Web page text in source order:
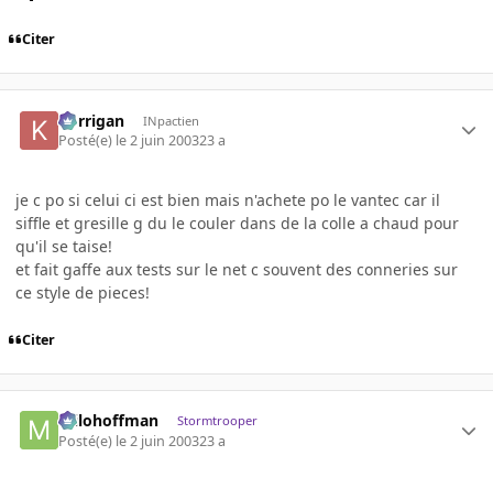
Citer
korrigan INpactien
Posté(e) le 2 juin 200323 a
je c po si celui ci est bien mais n'achete po le vantec car il
siffle et gresille g du le couler dans de la colle a chaud pour
qu'il se taise!
et fait gaffe aux tests sur le net c souvent des conneries sur
ce style de pieces!
Citer
milohoffman Stormtrooper
Posté(e) le 2 juin 200323 a